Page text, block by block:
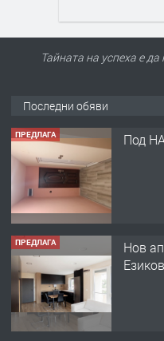
Тайната на успеха е
Последни обяви
ПРЕДЛАГА Под
ПРЕДЛАГА
Нов